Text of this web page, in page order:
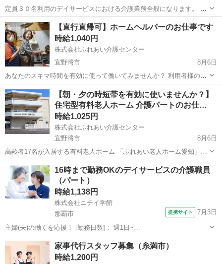
定員３０名利用のデイサービスにおける介護業務全般になります。 立
地を活かした歩行訓練をウリとして、作業療法士が考案した 個別機能
訓練計画に沿って実施しています。 安全面の配慮から介護職員も一緒
に付き添って歩行訓練の...
沖縄 那覇市 福祉 業務
【直行直帰可】ホームヘルパーのお仕事です
時給1,040円
株式会社ふれあい介護センター
宜野湾市
8月6日
あなたのスキマ時間を有効に使って働いてみませんか？ 利用者様のご
自宅に直接ご訪問して、３０分～最大１．５時間勤務する、 ホームヘ
ルパーのお仕事になります。 ご自身の車両を使用して頂き、直行直帰
が基本です。 ...
沖縄 宜野湾市 福祉 時給
【朝・夕の時短帯を有効に使いませんか？】
住宅型有料老人ホーム 介護パートのお仕…
時給1,025円
株式会社ふれあい介護センター
宜野湾市
8月6日
高齢者17名が入居する有料老人ホーム 「ふれあい老人ホーム愛知」で
の介護パートのお仕事です。 ①朝）6：30～10：30 ②夕）16：00～
20：00 の１回4ｈの働き方です。 ※１日の中で①②の働き方をして
も...
沖縄 宜野湾市 福祉
16時まで勤務OKのデイサービスの介護職員
（パート）
時給1,138円
株式会社ニチイ学館
那覇市
提携サイト 7月3日
主婦(夫)の働くを応援！ [勤務日数]： 週1日~
07:00~16:00/09:00~18:00/11:00~20:00/16:00~06:00 月/火/水/木/金 な
どから選べます [勤務地・最寄駅]： 沖縄県那覇市...
沖縄 那覇市 ケアマネージャー
家事代行スタッフ募集（糸満市）
時給1,200円